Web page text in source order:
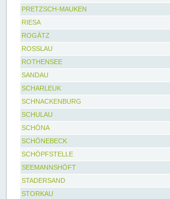
PRETZSCH-MAUKEN
RIESA
ROGÄTZ
ROSSLAU
ROTHENSEE
SANDAU
SCHARLEUK
SCHNACKENBURG
SCHULAU
SCHÖNA
SCHÖNEBECK
SCHÖPFSTELLE
SEEMANNSHÖFT
STADERSAND
STORKAU